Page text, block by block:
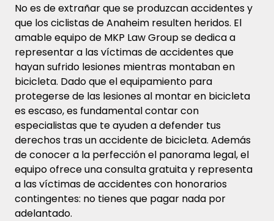
No es de extrañar que se produzcan accidentes y
que los ciclistas de Anaheim resulten heridos. El
amable equipo de MKP Law Group se dedica a
representar a las víctimas de accidentes que
hayan sufrido lesiones mientras montaban en
bicicleta. Dado que el equipamiento para
protegerse de las lesiones al montar en bicicleta
es escaso, es fundamental contar con
especialistas que te ayuden a defender tus
derechos tras un accidente de bicicleta. Además
de conocer a la perfección el panorama legal, el
equipo ofrece una consulta gratuita y representa
a las víctimas de accidentes con honorarios
contingentes: no tienes que pagar nada por
adelantado.